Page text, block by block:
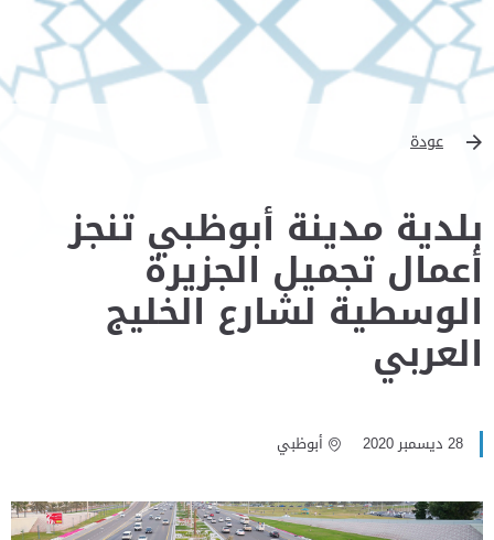
عودة
بلدية مدينة أبوظبي تنجز
أعمال تجميل الجزيرة
الوسطية لشارع الخليج
العربي
28 ديسمبر 2020 أبوظبي